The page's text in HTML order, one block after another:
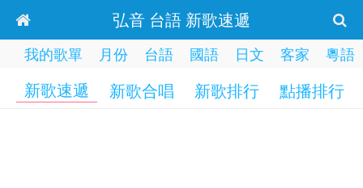
弘音 台語 新歌速遞
我的歌單 月份 台語 國語 日文 客家 粵語
新歌速遞 新歌合唱 新歌排行 點播排行